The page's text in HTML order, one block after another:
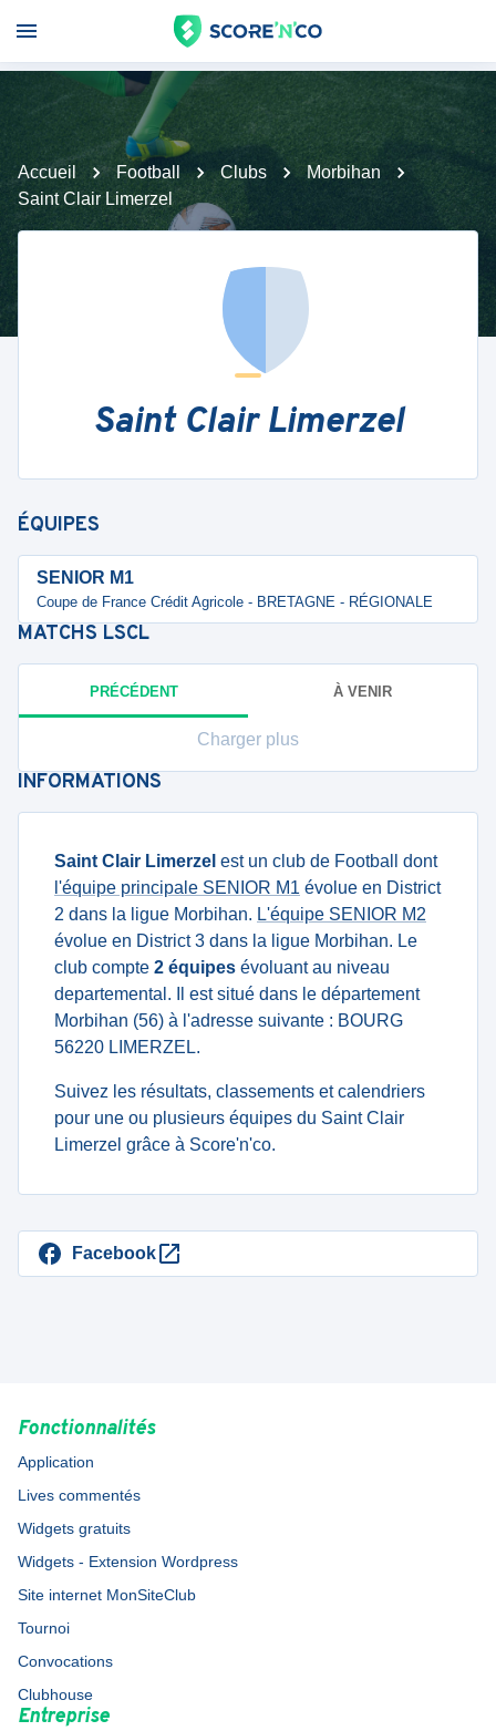
Accueil Football Clubs
Morbihan
Saint Clair Limerzel
Saint Clair Limerzel
ÉQUIPES
SENIOR M1
Coupe de France Crédit Agricole - BRETAGNE - RÉGIONALE
MATCHS LSCL
PRÉCÉDENT À VENIR
Charger plus
INFORMATIONS
Saint Clair Limerzel est un club de Football dont
l'équipe principale SENIOR M1 évolue en District
2 dans la ligue Morbihan. L'équipe SENIOR M2
évolue en District 3 dans la ligue Morbihan. Le
club compte 2 équipes évoluant au niveau
departemental. Il est situé dans le département
Morbihan (56) à l'adresse suivante : BOURG
56220 LIMERZEL.
Suivez les résultats, classements et calendriers
pour une ou plusieurs équipes du Saint Clair
Limerzel grâce à Score'n'co.
Facebook
Fonctionnalités
Application
Lives commentés
Widgets gratuits
Widgets - Extension Wordpress
Site internet MonSiteClub
Tournoi
Convocations
Clubhouse
Entreprise